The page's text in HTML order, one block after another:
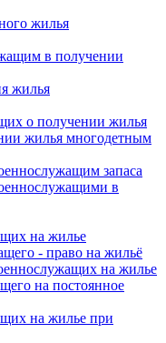
жилья
в получении
жилья
о получении жилья
жилья многодетным
запаса
в
на жилье
- право на жильё
на жилье
на постоянное
на жилье при